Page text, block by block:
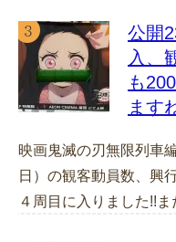
公開
入、
も
ます
映画鬼滅の刃無限列車
日）の観客動員数、興
４周目に入りました!!